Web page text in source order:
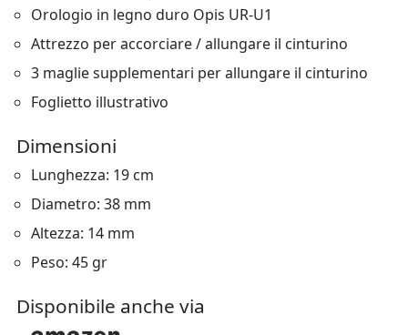
Orologio in legno duro Opis UR-U1
Attrezzo per accorciare / allungare il cinturino
3 maglie supplementari per allungare il cinturino
Foglietto illustrativo
Dimensioni
Lunghezza: 19 cm
Diametro: 38 mm
Altezza: 14 mm
Peso: 45 gr
Disponibile anche via